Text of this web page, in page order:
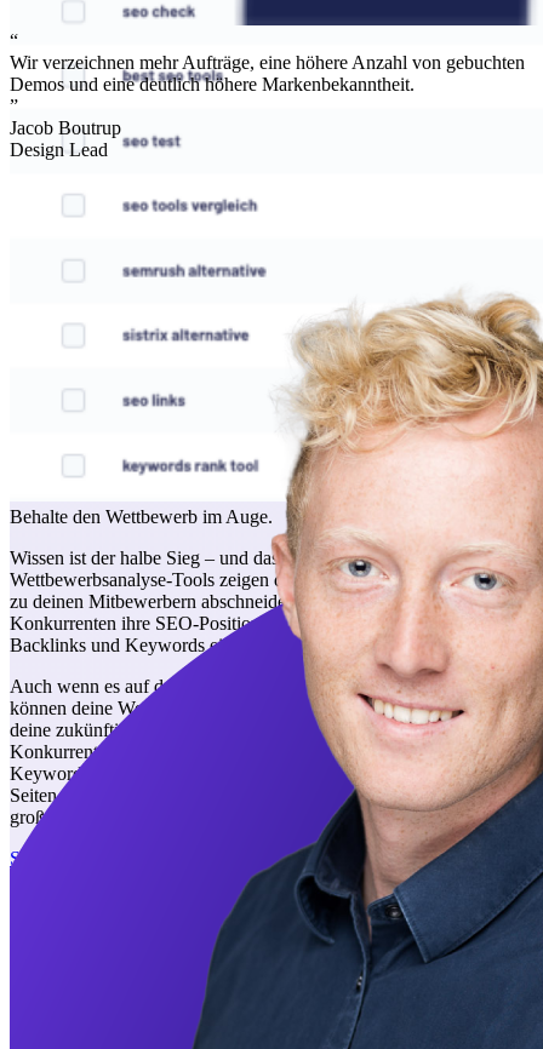
Behalte den Wettbewerb im Auge.
Wissen ist der halbe Sieg – und das gilt auch für SEO. Unsere
Wettbewerbsanalyse-Tools zeigen dir nicht nur, wie du im Vergleich
zu deinen Mitbewerbern abschneidest, sondern auch, wie deine
Konkurrenten ihre SEO-Position erreicht haben, indem du ihre
Backlinks und Keywords einsehen kannst.
Auch wenn es auf den ersten Blick nicht offensichtlich sein mag,
können deine Wettbewerber eine wertvolle Inspirationsquelle für
deine zukünftigen SEO-Bemühungen sein. Da du und deine
Konkurrenten im gleichen Bereich tätig seid, könnten die
Keywords, die sie anvisieren, auch für dich relevant sein, und die
Seiten, von denen sie Links erhalten haben, könnten ebenfalls
großartige Link-Möglichkeiten für deine Seite bieten.
Sieh dir die SEO deiner Mitbewerber an.
“
Wir verzeichnen mehr Aufträge, eine höhere Anzahl von gebuchten
Demos und eine deutlich höhere Markenbekanntheit.
”
Jacob Boutrup
Design Lead